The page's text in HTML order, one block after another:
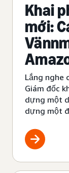
Khai
mới:
Lắng nghe
Giám đốc
dựng một
dựng một